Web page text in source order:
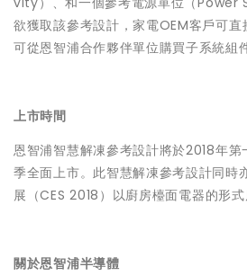
欲獲取該參考設計，家電OEM客戶可
可從恩智浦合作夥伴單位購買子系統組
上市時間
恩智浦智慧解凍參考設計將於2018年
季全面上市。此智慧解凍參考設計同時
展（CES 2018）以廚房檯面電器的形式
關於恩智浦半導體